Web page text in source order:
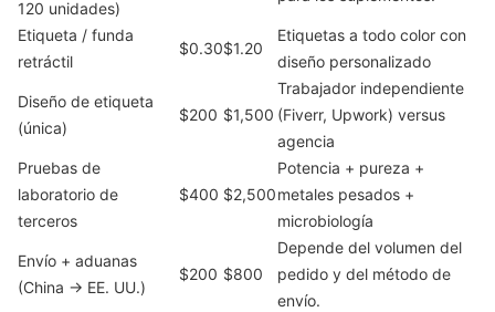
120 unidades)
Etiqueta / funda
retráctil
$0.30$1.20
Etiquetas a todo color con
diseño personalizado
Diseño de etiqueta
(única)
$200 $1,500
Trabajador independiente
(Fiverr, Upwork) versus
agencia
Pruebas de
laboratorio de
terceros
$400 $2,500
Potencia + pureza +
metales pesados ​​+
microbiología
Envío + aduanas
(China → EE. UU.)
$200 $800
Depende del volumen del
pedido y del método de
envío.